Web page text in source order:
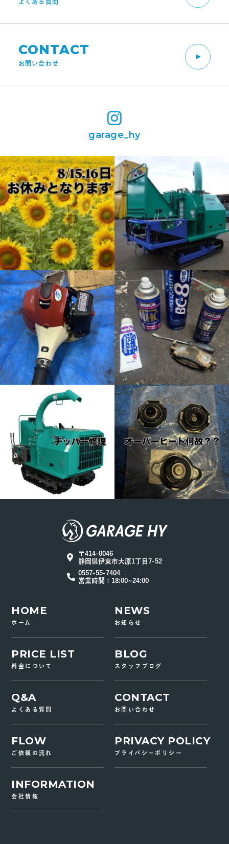
よくある質問
CONTACT
お問い合わせ
garage_hy
〒414-0046
静岡県伊東市大原1丁目7-52
0557-55-7404
営業時間：18:00~24:00
HOME
ホーム
PRICE LIST
料金について
Q&A
よくある質問
FLOW
ご依頼の流れ
INFORMATION
会社情報
NEWS
お知らせ
BLOG
スタッフブログ
CONTACT
お問い合わせ
PRIVACY POLICY
プライバシーポリシー